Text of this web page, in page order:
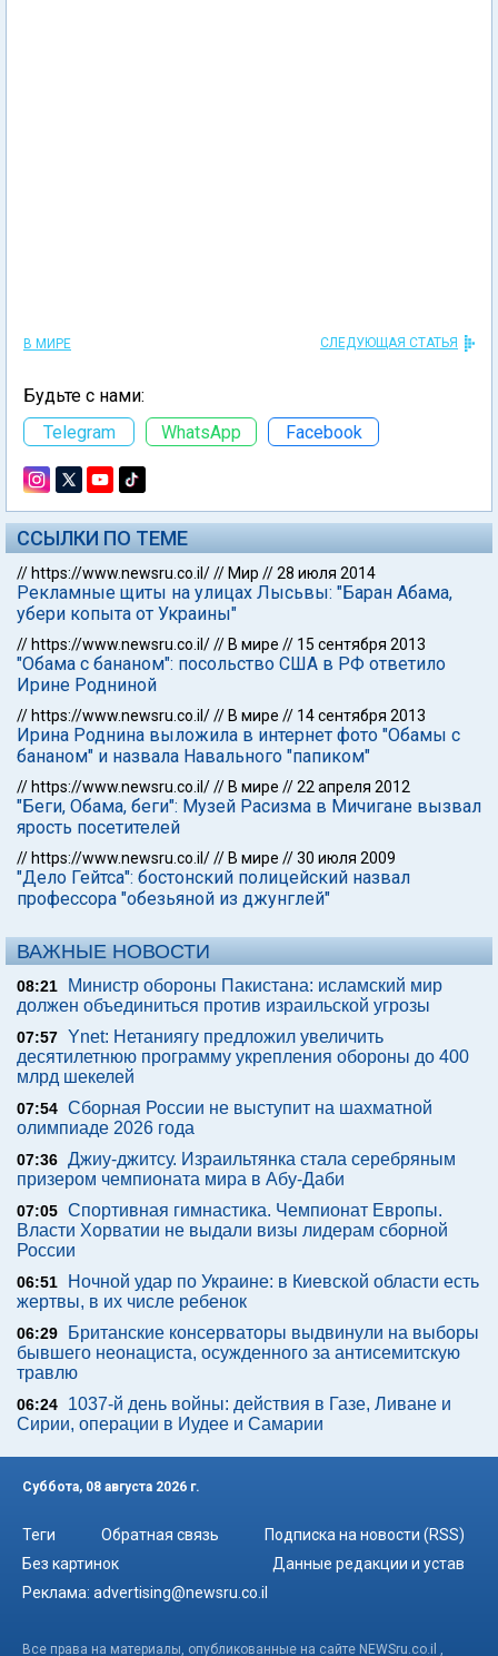
В МИРЕ СЛЕДУЮЩАЯ СТАТЬЯ
Будьте с нами:
Telegram
WhatsApp Facebook
ССЫЛКИ ПО ТЕМЕ
// https://www.newsru.co.il/// Мир //28 июля 2014
Рекламные щиты на улицах Лысьвы: "Баран Абама,
убери копыта от Украины"
// https://www.newsru.co.il/// В мире // 15 сентября 2013
"Обама с бананом": посольство США в РФ ответило
Ирине Родниной
// https://www.newsru.co.il/// В мире // 14 сентября 2013
Ирина Роднина выложила в интернет фото "Обамы с
бананом" и назвала Навального "папиком"
// https://www.newsru.co.il/// В мире //22 апреля 2012
"Беги, Обама, беги": Музей Расизма в Мичигане вызвал
ярость посетителей
// https://www.newsru.co.il/// В мире //30 июля 2009
"Дело Гейтса": бостонский полицейский назвал
профессора "обезьяной из джунглей"
ВАЖНЫЕ НОВОСТИ
08:21
Министр обороны Пакистана: исламский мир
должен объединиться против израильской угрозы
07:57 Ynet: Нетаниягу предложил увеличить
десятилетнюю программу укрепления обороны до 400
млрд шекелей
07:54 Сборная России не выступит на шахматной
олимпиаде 2026 года
07:36 Джиу-джитсу. Израильтянка стала серебряным
призером чемпионата мира в Абу-Даби
07:05 Спортивная гимнастика. Чемпионат Европы.
Власти Хорватии не выдали визы лидерам сборной
России
06:51
Ночной удар по Украине: в Киевской области есть
жертвы, в их числе ребенок
06:29
Британские консерваторы выдвинули на выборы
бывшего неонациста, осужденного за антисемитскую
травлю
06:24
1037-й день войны: действия в Газе, Ливане и
Сирии, операции в Иудее и Самарии
Суббота, 08 августа 2026 г.
Теги Обратная связь
Подписка на новости (RSS)
Без картинок
Данные редакции и устав
Реклама: advertising@newsru.co.il
Все права на материалы, опубликованные на сайте NEWSru.co.il ,